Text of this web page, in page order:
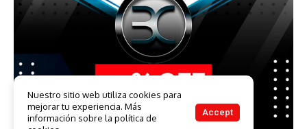
Nuestro sitio web utiliza cookies para
mejorar tu experiencia. Más
información sobre la política de
Accept